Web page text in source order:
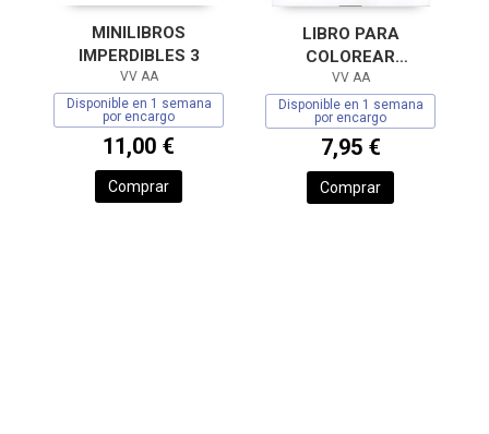
MINILIBROS
IMPERDIBLES 3
VV AA
Disponible en 1 semana
por encargo
11,00 €
Comprar
LIBRO PARA
COLOREAR
UNICORNIOS
VV AA
Disponible en 1 semana
por encargo
7,95 €
Comprar